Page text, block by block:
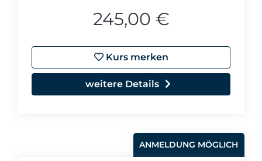
245,00 €
Kurs merken
weitere Details
ANMELDUNG MÖGLICH